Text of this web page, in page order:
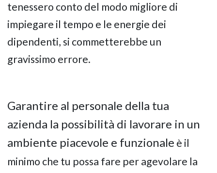
tenessero conto del modo migliore di
impiegare il tempo e le energie dei
dipendenti, si commetterebbe un
gravissimo errore.
Garantire al personale della tua
azienda la possibilità di lavorare in un
ambiente piacevole e funzionale è il
minimo che tu possa fare per agevolare la